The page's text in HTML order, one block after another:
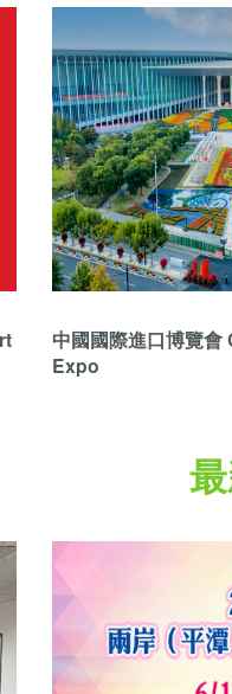
中國國際進口博覽
Expo